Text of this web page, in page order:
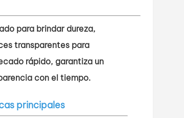
para brindar dureza,
transparentes para
rápido, garantiza un
con el tiempo.
principales